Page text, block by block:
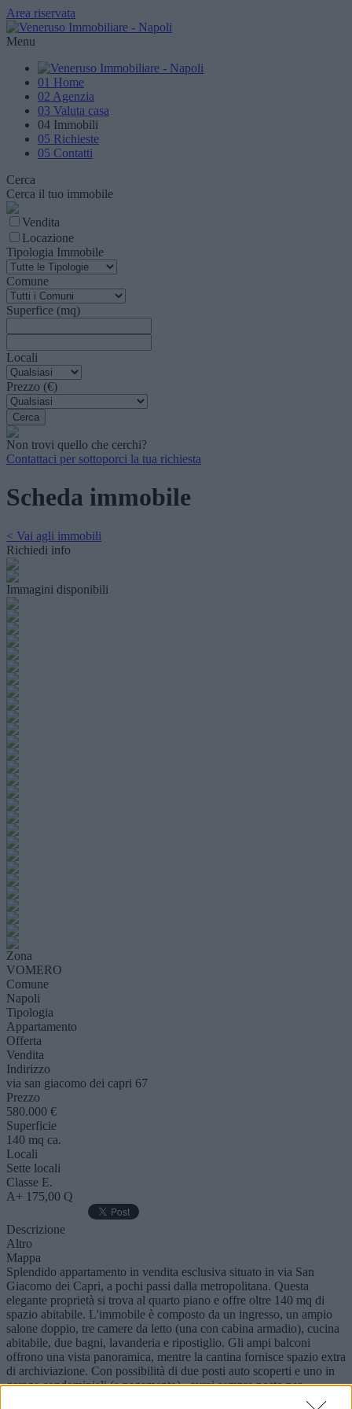
Area riservata
Menu
01 Home
02 Agenzia
03 Valuta casa
04 Immobili
05 Richieste
05 Contatti
Cerca
Cerca il tuo immobile
Vendita
Locazione
Tipologia Immobile
Comune
Superfice (mq)
Locali
Prezzo (€)
Non trovi quello che cerchi?
Contattaci per sottoporci la tua richiesta
Scheda immobile
< Vai agli immobili
Richiedi info
Immagini disponibili
Zona
VOMERO
Comune
Napoli
Tipologia
Appartamento
Offerta
Vendita
Indirizzo
via san giacomo dei capri 67
Prezzo
580.000 €
Superficie
140 mq ca.
Locali
Sette locali
Classe E.
A+ 175,00 Q
Descrizione
Altro
Mappa
Splendido appartamento in vendita esclusiva situato in via San
Giacomo dei Capri, a pochi passi dalla metropolitana. Questa
elegante proprietà si trova al quarto piano e offre oltre 140 mq di
spazio abitabile. L'immobile è composto da un ingresso, un ampio
salone doppio, tre camere da letto (una con cabina armadio), cucina
abitabile, due bagni, lavanderia e ripostiglio. Gli ampi balconi
offrono una vista panoramica, mentre la cantina fornisce spazio extra
di archiviazione. Con possibilità di due posti auto scoperti e uno in
garage condominiali (a pagamento) , avrai sempre posto per
parcheggiare. Questo appartamento è stato recentemente ristrutturato